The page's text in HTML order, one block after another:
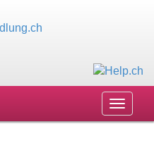
Toggle